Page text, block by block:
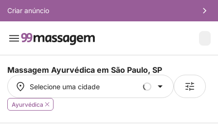
Criar anúncio
Massagem Ayurvédica em São Paulo, SP
Selecione uma cidade
Selecione uma cidade
Ayurvédica